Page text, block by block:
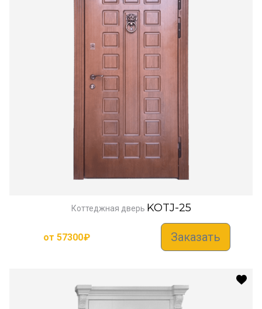
Коттеджная дверь KOTJ-25
от 57300₽ Заказать